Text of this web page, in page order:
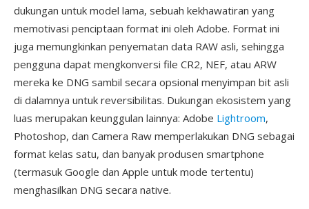
dukungan untuk model lama, sebuah kekhawatiran yang
memotivasi penciptaan format ini oleh Adobe. Format ini
juga memungkinkan penyematan data RAW asli, sehingga
pengguna dapat mengkonversi file CR2, NEF, atau ARW
mereka ke DNG sambil secara opsional menyimpan bit asli
di dalamnya untuk reversibilitas. Dukungan ekosistem yang
luas merupakan keunggulan lainnya: Adobe Lightroom,
Photoshop, dan Camera Raw memperlakukan DNG sebagai
format kelas satu, dan banyak produsen smartphone
(termasuk Google dan Apple untuk mode tertentu)
menghasilkan DNG secara native.